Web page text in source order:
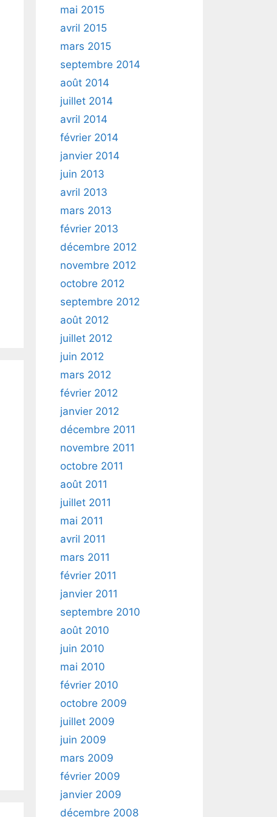
mai 2015
avril 2015
mars 2015
septembre 2014
août 2014
juillet 2014
avril 2014
février 2014
janvier 2014
juin 2013
avril 2013
mars 2013
février 2013
décembre 2012
novembre 2012
octobre 2012
septembre 2012
août 2012
juillet 2012
juin 2012
mars 2012
février 2012
janvier 2012
décembre 2011
novembre 2011
octobre 2011
août 2011
juillet 2011
mai 2011
avril 2011
mars 2011
février 2011
janvier 2011
septembre 2010
août 2010
juin 2010
mai 2010
février 2010
octobre 2009
juillet 2009
juin 2009
mars 2009
février 2009
janvier 2009
décembre 2008